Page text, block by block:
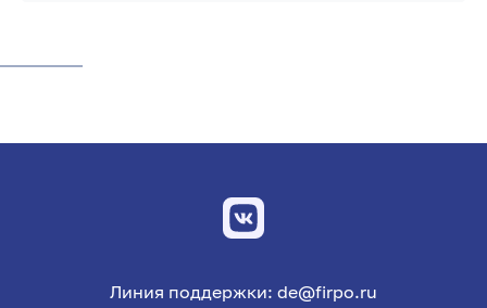
Линия поддержки: de@firpo.ru